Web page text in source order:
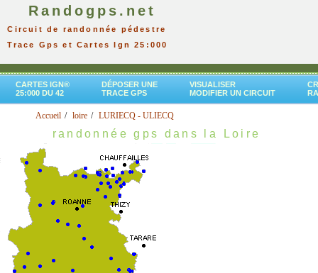
Randogps.net
Circuit de randonnée pédestre
Trace Gps et Cartes Ign 25:000
CARTES IGN®
25:000 DU 42
DÉPOSER UNE
TRACE GPS
VISUALISER
MODIFIER UN CIRCUIT
Accueil loire LURIECQ - ULIECQ
randonnée gps dans la Loire